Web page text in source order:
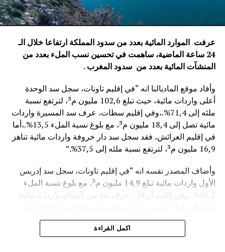
عرفت الموارد المائية بعدد من سدود المملكة ارتفاعا خلال الـ
24 ساعة الماضية، ساهمت في تحسين نسب الملء بعدد من
المنشآت المائية بعدد من سدود المغرب .
وأفاد موقع الماديالنا انه “في إقليم تاونات، سجل سد الوحدة
أعلى واردات مائية، حيث تبلغ 102,6 مليون م³، لترتفع نسبة
ملئه إلى 71,4%.،وفي إقليم سطات، عرف سد المسيرة واردات
مائية تصل إلى 18,4 مليون م³، مع بلوغ نسبة الملء 13,5%.،أما
في إقليم العرائش، فقد سجل سد دار خروفة واردات مائية تناهز
16,9 مليون م³، لترتفع نسبة ملئه إلى 37,5%.”
وأضاف المصدر نفسه انه “في إقليم تاونات، سجل سد إدريس
الأول واردات مائية تبلغ 14,9 مليون م³، مع بلوغ نسبة الملء
56,2%.،وفي إقليم أزيلال، عرف سد بين الويدان واردات مائية
اكمل القراءة